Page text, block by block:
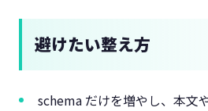
避けたい整え方
schema だけを増やし、本文